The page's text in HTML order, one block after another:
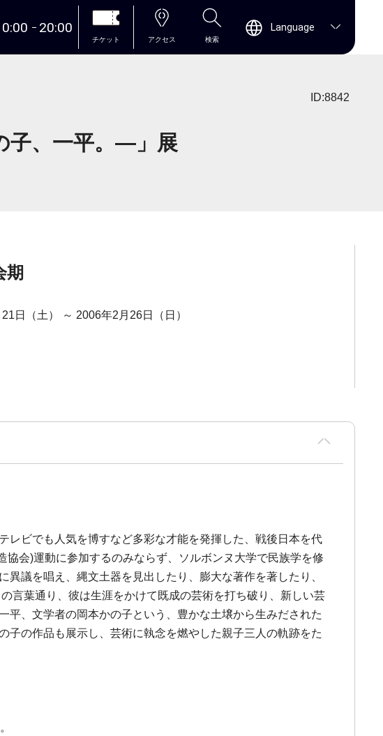
20:00
チケット アクセス 検索
Language
ID:8842
子、一平。―」展
期
日（土） ～ 2006年2月26日（日）
レビでも人気を博すなど多彩な才能を発揮した、戦後日本を代
会)運動に参加するのみならず、ソルボンヌ大学で民族学を修
議を唱え、縄文土器を見出したり、膨大な著作を著したり、
言葉通り、彼は生涯をかけて既成の芸術を打ち破り、新しい芸
、文学者の岡本かの子という、豊かな土壌から生みだされた
子の作品も展示し、芸術に執念を燃やした親子三人の軌跡をた